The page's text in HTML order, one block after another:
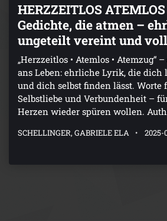
HERZZEITLOS
Gedichte, die atmen –
ungeteilt vereint und
„Herzzeitlos • Atemlos • Atemzug“
ans Leben: ehrliche Lyrik, die dich
und dich selbst finden lässt. Worte
Selbstliebe und Verbundenheit –
Herzen wieder spüren wollen.
SCHELLINGER, GABRIELE ELA 2025-